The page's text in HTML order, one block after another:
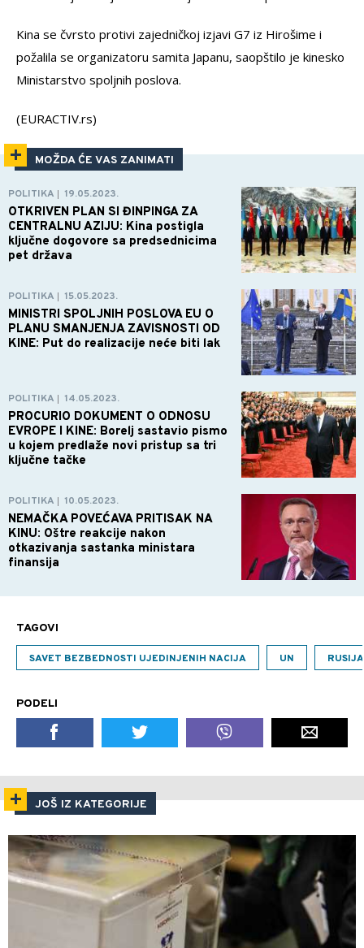
Kina se čvrsto protivi zajedničkoj izjavi G7 iz Hirošime i
požalila se organizatoru samita Japanu, saopštilo je kinesko
Ministarstvo spoljnih poslova.
(EURACTIV.rs)
MOŽDA ĆE VAS ZANIMATI
POLITIKA 19.05.2023.
OTKRIVEN PLAN SI ĐINPINGA ZA
CENTRALNU AZIJU: Kina postigla
ključne dogovore sa predsednicima
pet država
POLITIKA 15.05.2023.
MINISTRI SPOLJNIH POSLOVA EU O
PLANU SMANJENJA ZAVISNOSTI OD
KINE: Put do realizacije neće biti lak
POLITIKA 14.05.2023.
PROCURIO DOKUMENT O ODNOSU
EVROPE I KINE: Borelj sastavio pismo
u kojem predlaže novi pristup sa tri
ključne tačke
POLITIKA 10.05.2023.
NEMAČKA POVEĆAVA PRITISAK NA
KINU: Oštre reakcije nakon
otkazivanja sastanka ministara
finansija
TAGOVI
SAVET BEZBEDNOSTI UJEDINJENIH NACIJA UN RUSIJA
PODELI
JOŠ IZ KATEGORIJE